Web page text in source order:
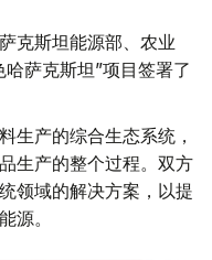
克斯坦能源部、农业
萨克斯坦”项目签署了
生产的综合生态系统，
生产的整个过程。双方
领域的解决方案，以提
源。